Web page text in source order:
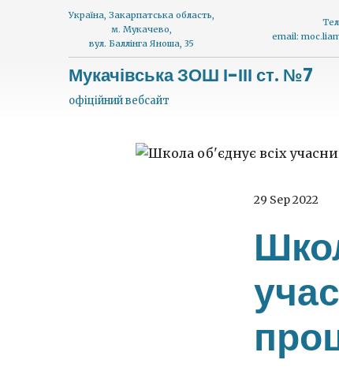
Україна, Закарпатська область,
м. Мукачево,
вул. Баллінга Яноша, 35
email:
Мукачівська ЗОШ І-ІІІ ст. №7
офіційний вебсайт
29 Sep 2022